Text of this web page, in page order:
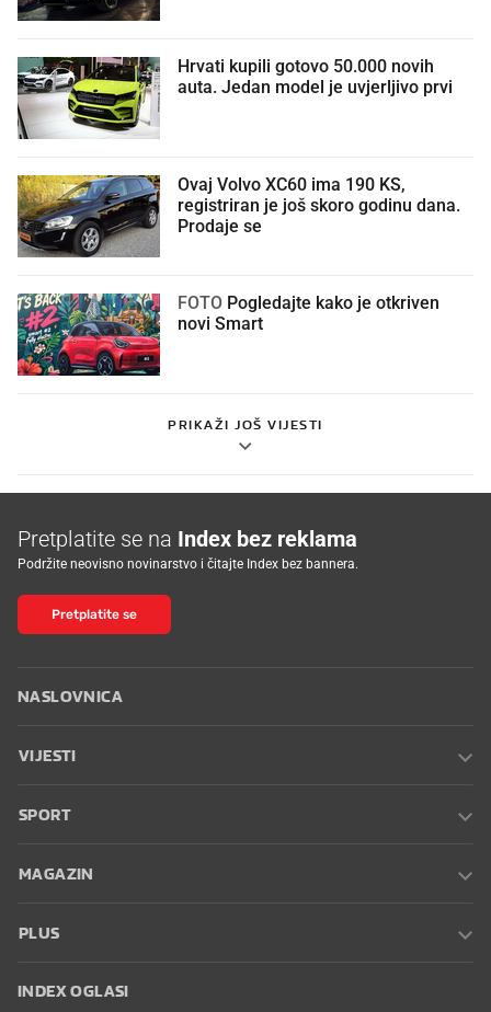
Hrvati kupili gotovo 50.000 novih
auta. Jedan model je uvjerljivo prvi
Ovaj Volvo XC60 ima 190 KS,
registriran je još skoro godinu dana.
Prodaje se
FOTO
novi Smart
PRIKAŽI JOŠ VIJESTI
Pretplatite se na Index bez reklama
Podržite neovisno novinarstvo i čitajte Index bez bannera.
Pretplatite se
NASLOVNICA
VIJESTI
SPORT
MAGAZIN
PLUS
INDEX OGLASI